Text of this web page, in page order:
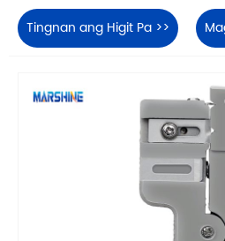
Tingnan ang Higit Pa >>